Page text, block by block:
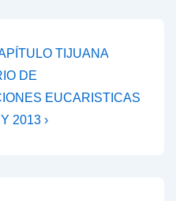
TIJUANA
DE
EUCARISTICAS
2013 ›